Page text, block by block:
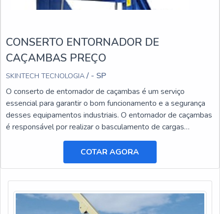
CONSERTO ENTORNADOR DE
CAÇAMBAS PREÇO
SKINTECH TECNOLOGIA / - SP
O conserto de entornador de caçambas é um serviço
essencial para garantir o bom funcionamento e a segurança
desses equipamentos industriais. O entornador de caçambas
é responsável por realizar o basculamento de cargas
pesadas, facilitando o transporte e a descarga de materiais.
COTAR AGORA